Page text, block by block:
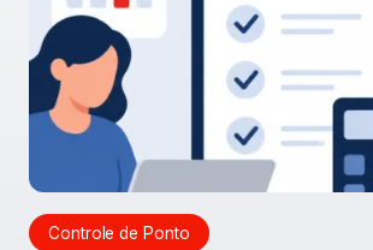
Controle de Ponto